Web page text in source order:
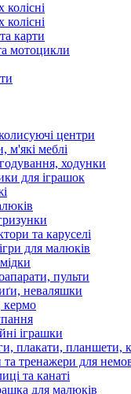
карти
мотоцикли
центри
м'які меблі
ходунки
для іграшок
та каруселі
для малюків
пульти
неваляшки
кермо
іграшки
плакати, планшети,
тренажери для
та канаті
для малюків